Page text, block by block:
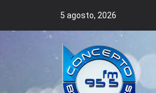
5 agosto, 2026